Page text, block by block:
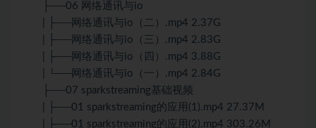
├──06 网络通讯与io
| ├──网络通讯与io（二）.mp4 2.37G
| ├──网络通讯与io（三）.mp4 2.83G
| ├──网络通讯与io（四）.mp4 3.88G
| └──网络通讯与io（一）.mp4 2.84G
├──07 sparkstreaming基础视频
| ├──01 sparkstreaming的应用(1).mp4 27.37M
| ├──01 sparkstreaming的应用(2).mp4 303.26M